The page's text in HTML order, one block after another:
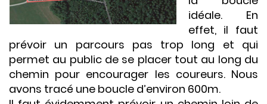
idéale. En
effet, il faut
prévoir un parcours pas trop long et qui
permet au public de se placer tout au long du
chemin pour encourager les coureurs. Nous
avons tracé une boucle d’environ 600m.